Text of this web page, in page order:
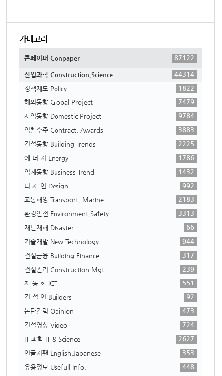
카테고리
콘페이퍼 Conpaper 87122
산업과학 Construction,Science
44314
정책제도 Policy
1822
해외동향 Global Project
7479
사업동향 Domestic Project
9784
입찰수주 Contract, Awards
3883
건설동향 Building Trends
2225
에 너 지 Energy
1786
업계동향 Business Trend
1432
디 자 인 Design
992
교통해양 Transport, Marine
2183
환경안전 Environment,Safety
3313
재난재해 Disaster
66
기술개발 New Technology
944
건설금융 Building Finance
317
건설관리 Construction Mgt.
239
자 동 화 ICT
551
건 설 인 Builders
92
논단칼럼 Opinion
473
건설영상 Video
724
IT 과학 IT & Science
2627
인글저팬 English,Japanese
353
유용정보 Usefull Info.
448